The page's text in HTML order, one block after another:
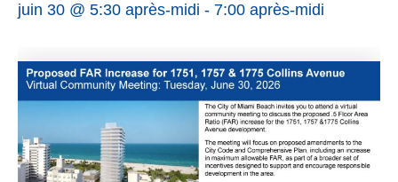
juin 30 @ 5:30 après-midi - 7:00 après-midi